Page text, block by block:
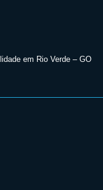
em Rio Verde – GO